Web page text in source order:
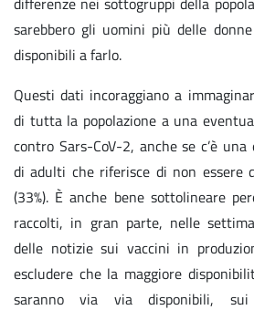
sarebbero gli uomini più delle
disponibili a farlo.
Questi dati incoraggiano a
di tutta la popolazione a una
contro Sars-CoV-2, anche se c’è
di adulti che riferisce di non essere
(33%). È anche bene sottolineare
raccolti, in gran parte, nelle
delle notizie sui vaccini in
escludere che la maggiore
saranno via via disponibili,